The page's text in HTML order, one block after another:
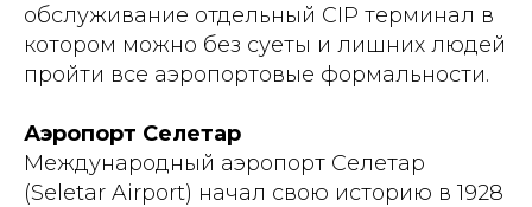
обслуживание отдельный CIP терминал в
котором можно без суеты и лишних людей
пройти все аэропортовые формальности.
Аэропорт Селетар
Международный аэропорт Селетар
(Seletar Airport) начал свою историю в 1928